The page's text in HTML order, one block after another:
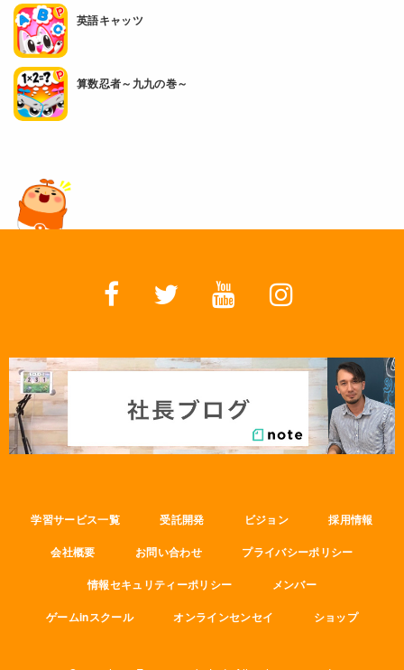
英語キャッツ
算数忍者～九九の巻～
学習サービス一覧 受託開発 ビジョン
採用情報
会社概要
お問い合わせ
プライバシーポリシー
情報セキュリティーポリシー
メンバー
ゲームinスクール
オンラインセンセイ ショップ